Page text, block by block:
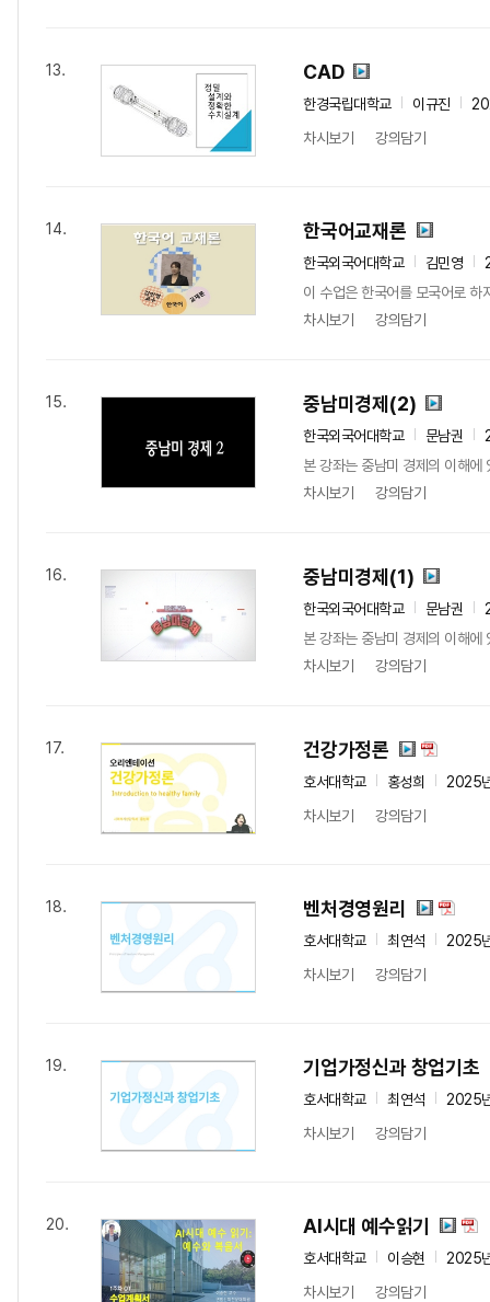
13. CAD
한경국립대학교 이규진
차시보기
강의담기
14. 한국어교재론
한국외국어대학교 김민영
이 수업은 한국어를 모국어로 하
차시보기
강의담기
15. 중남미경제(2)
한국외국어대학교 문남권
본 강좌는 중남미 경제의 이해에
차시보기
강의담기
16. 중남미경제(1)
한국외국어대학교 문남권
본 강좌는 중남미 경제의 이해
차시보기
강의담기
17. 건강가정론
호서대학교 홍성희
2025
차시보기
강의담기
18. 벤처경영원리
호서대학교 최연석
2025
차시보기
강의담기
19. 기업가정신과 창업기초
호서대학교 최연석
2025
차시보기
강의담기
20. AI시대 예수읽기
호서대학교 이승현
2025
차시보기
강의담기